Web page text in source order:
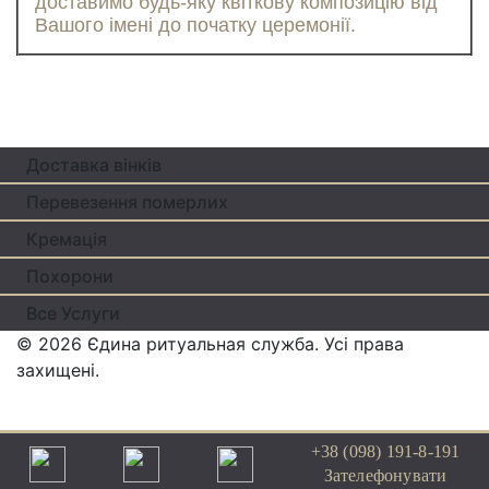
Вашого iменi до початку церемонiї.
Доставка вінків
Перевезення померлих
Кремацiя
Похорони
Все Услуги
+38 (098) 191-8-191
Зателефонувати
© 2026 Єдина ритуальная служба. Усi права
захищенi.